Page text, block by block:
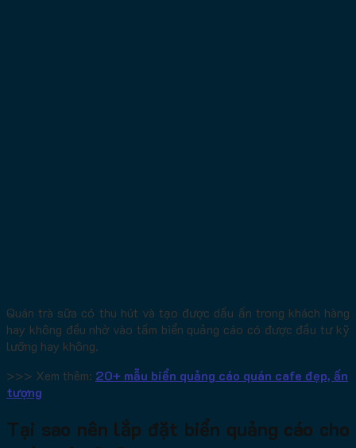
Quán trà sữa có thu hút và tạo được dấu ấn trong khách hàng
hay không đều nhờ vào tấm biển quảng cáo có được đầu tư kỹ
lưỡng hay không.
>>> Xem thêm: 20+ mẫu biển quảng cáo quán cafe đẹp, ấn
tượng
Tại sao nên lắp đặt biển quảng cáo cho